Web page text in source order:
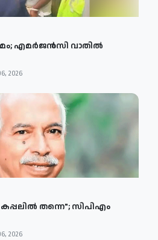
എമര്‍ജന്‍സി വാതില്‍
2026
തന്നെ"; സിപിഎം
2026